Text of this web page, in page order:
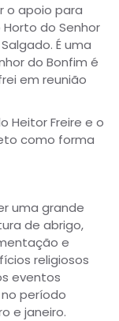
o apoio para
do Senhor
É uma
do Bonfim é
em reunião
Heitor Freire e o
como forma
uma grande
de abrigo,
e
religiosos
eventos
período
e janeiro.